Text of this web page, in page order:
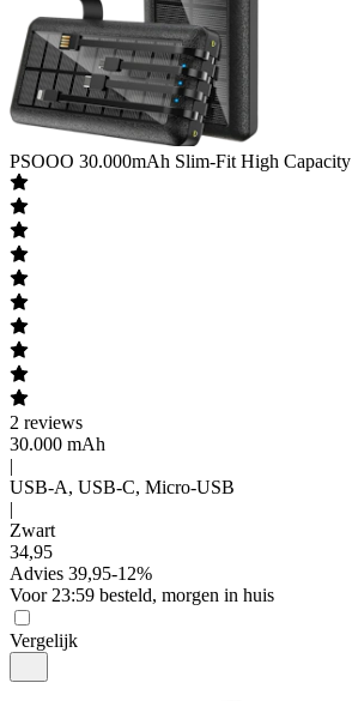
PSOOO 30.000mAh Slim-Fit High
2 reviews
30.000 mAh
|
USB-A, USB-C, Micro-USB
|
Zwart
34,95
Advies 39,95-12%
Voor 23:59 besteld, morgen in huis
Vergelijk